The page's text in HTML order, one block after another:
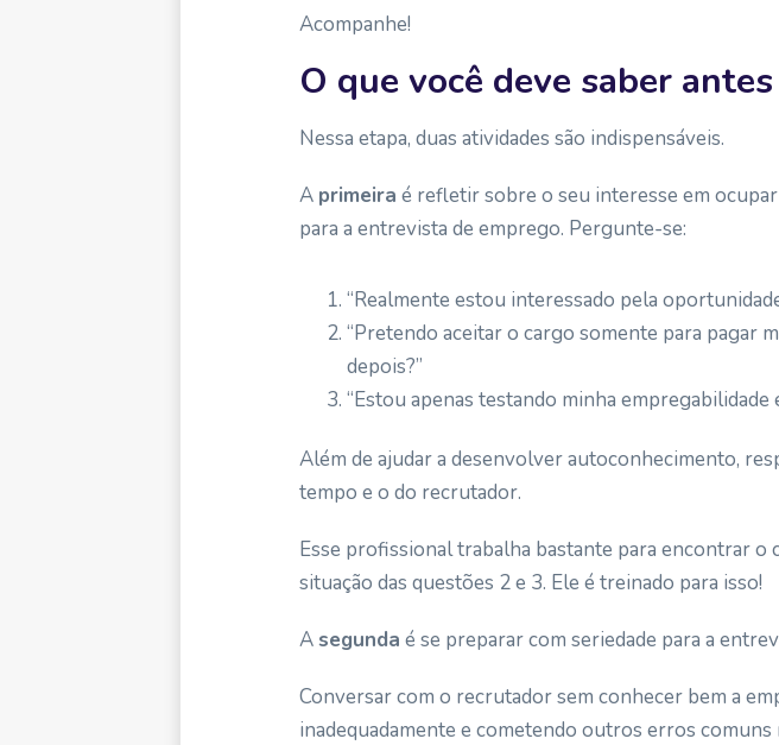
Acompanhe!
O que você deve saber
Nessa etapa, duas atividades são indispensáveis.
A primeira é refletir sobre o seu interesse em
para a entrevista de emprego. Pergunte-se:
“Realmente estou interessado pela
“Pretendo aceitar o cargo somente para
depois?”
“Estou apenas testando minha
Além de ajudar a desenvolver autoconhecimento,
tempo e o do recrutador.
Esse profissional trabalha bastante para encontrar o
situação das questões 2 e 3. Ele é treinado para isso!
Asegunda é se preparar com seriedade para a
Conversar com o recrutador sem conhecer bem a
inadequadamente e cometendo outros erros